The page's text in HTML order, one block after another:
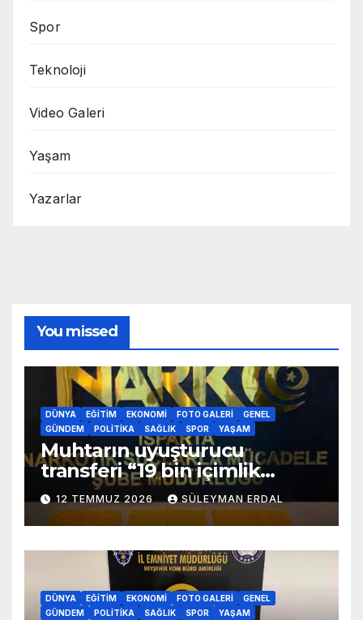
Spor
Teknoloji
Video Galeri
Yaşam
Yazarlar
You missed
DÜNYA EĞITIM EKONOMI FOTO GALERI
GENEL
GÜNDEM
POLITIKA SAĞLIK SPOR YAŞAM
Muhtarın uyuşturucu
transferi “19 bin içimlik
uyuşturucu ele geçirildi”
12 TEMMUZ 2026 SÜLEYMAN ERDAL
DÜNYA EĞITIM EKONOMI FOTO GALERI
GENEL
GÜNDEM
POLITIKA SAĞLIK SPOR YAŞAM